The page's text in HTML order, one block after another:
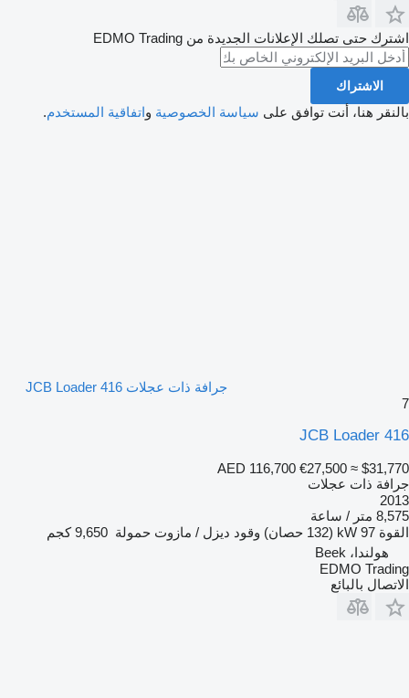
اشترك حتى تصلك الإعلانات الجديدة من EDMO Trading
الاشتراك
بالنقر هنا، أنت توافق على سياسة الخصوصية واتفاقية المستخدم.
جرافة ذات عجلات JCB Loader 416
7
JCB Loader 416
AED 116,700 €27,500 ≈ $31,770
جرافة ذات عجلات
2013
8,575 متر / ساعة
القوة 97 kW (132 حصان) وقود ديزل / مازوت حمولة 9,650 كجم
هولندا، Beek
EDMO Trading
الاتصال بالبائع